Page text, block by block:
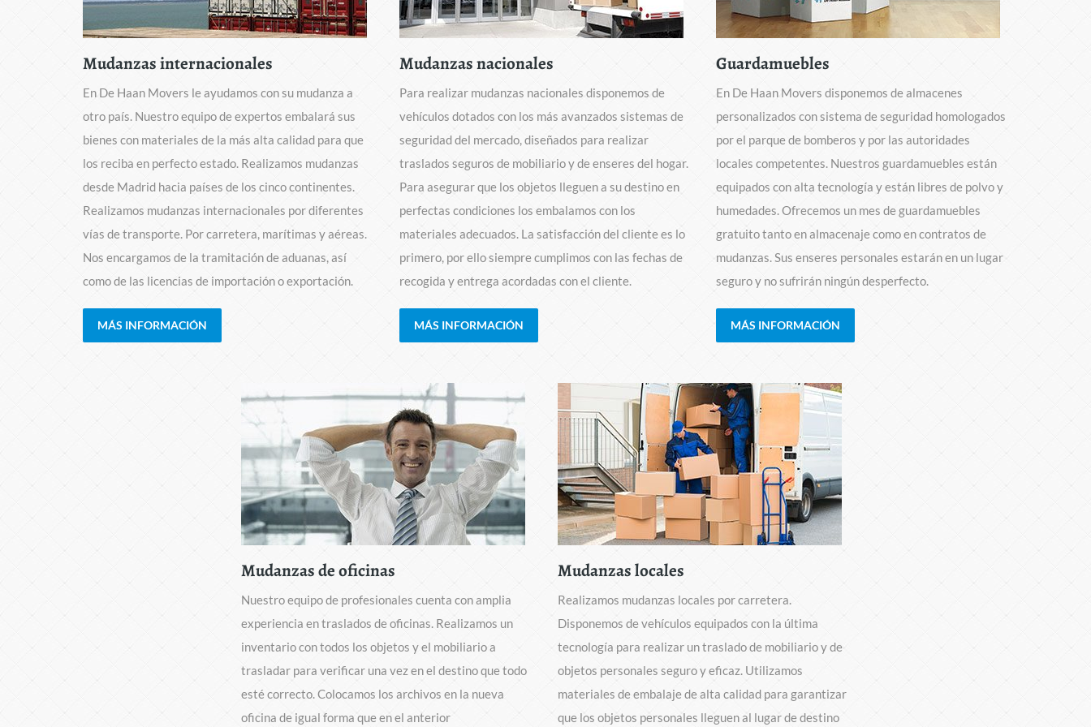
Mudanzas internacionales
En De Haan Movers le ayudamos con su mudanza a
otro país. Nuestro equipo de expertos embalará sus
bienes con materiales de la más alta calidad para que
los reciba en perfecto estado. Realizamos mudanzas
desde Madrid hacia países de los cinco continentes.
Realizamos mudanzas internacionales por diferentes
vías de transporte. Por carretera, marítimas y aéreas.
Nos encargamos de la tramitación de aduanas, así
como de las licencias de importación o exportación.
MÁS INFORMACIÓN
Mudanzas nacionales
Para realizar mudanzas nacionales disponemos de
vehículos dotados con los más avanzados sistemas de
seguridad del mercado, diseñados para realizar
traslados seguros de mobiliario y de enseres del hogar.
Para asegurar que los objetos lleguen a su destino en
perfectas condiciones los embalamos con los
materiales adecuados. La satisfacción del cliente es lo
primero, por ello siempre cumplimos con las fechas de
recogida y entrega acordadas con el cliente.
MÁS INFORMACIÓN
Guardamuebles
En De Haan Movers disponemos de almacenes
personalizados con sistema de seguridad homologados
por el parque de bomberos y por las autoridades
locales competentes. Nuestros guardamuebles están
equipados con alta tecnología y están libres de polvo y
humedades. Ofrecemos un mes de guardamuebles
gratuito tanto en almacenaje como en contratos de
mudanzas. Sus enseres personales estarán en un lugar
seguro y no sufrirán ningún desperfecto.
MÁS INFORMACIÓN
Mudanzas de oficinas
Nuestro equipo de profesionales cuenta con amplia
experiencia en traslados de oficinas. Realizamos un
inventario con todos los objetos y el mobiliario a
trasladar para verificar una vez en el destino que todo
esté correcto. Colocamos los archivos en la nueva
oficina de igual forma que en el anterior
Mudanzas locales
Realizamos mudanzas locales por carretera.
Disponemos de vehículos equipados con la última
tecnología para realizar un traslado de mobiliario y de
objetos personales seguro y eficaz. Utilizamos
materiales de embalaje de alta calidad para garantizar
que los objetos personales lleguen al lugar de destino